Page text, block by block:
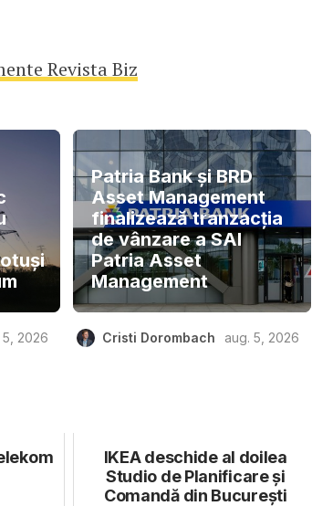
Revista Biz
5, 2026
Patria Bank și BRD
Asset Management
finalizează tranzacția
de vânzare a SAI
Patria Asset
Management
Cristi Dorombach aug. 5, 2026
IKEA deschide al doilea
Studio de Planificare și
Comandă din București